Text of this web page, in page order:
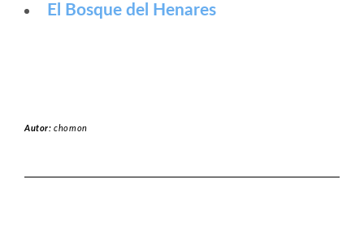
El Bosque del Henares
Autor:chomon